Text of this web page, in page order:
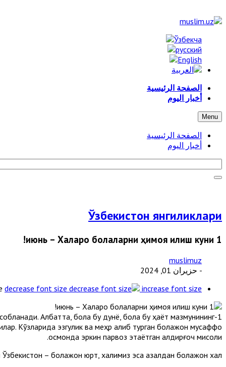
الصفحة الرئيسية
أخبار اليوم
Menu
الصفحة الرئيسية
أخبار اليوم
Ўзбекистон янгиликлари
1 июнь – Халқаро болаларни ҳимоя қилиш куни!
muslimuz
- حزيران 01, 2024
decrease font size increase font size
Албатта, бола бу дунё, бола бу ҳаёт мазмунининг
Кўзларида эзгулик ва меҳр қалқиб турган болажон мусаффо
осмонда эркин парвоз этаётган қалдирғоч мисоли.
– болажон юрт, халқимиз эса азалдан болажон халқ.